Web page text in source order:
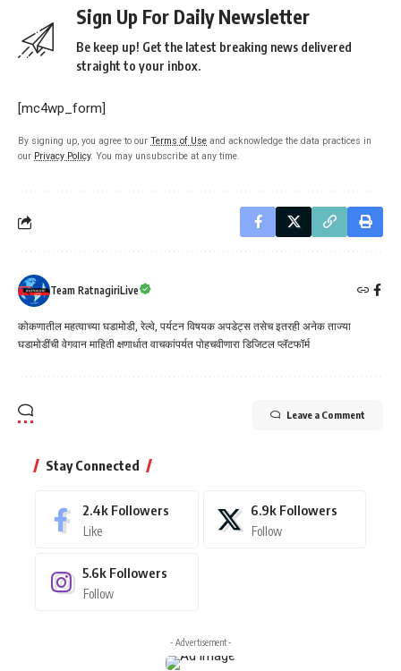
Sign Up For Daily Newsletter
Be keep up! Get the latest breaking news delivered
straight to your inbox.
[mc4wp_form]
By signing up, you agree to our Terms of Use and acknowledge the data practices in
our Privacy Policy. You may unsubscribe at any time.
Team RatnagiriLive
कोकणातील महत्वाच्या घडामोडी, रेल्वे, पर्यटन विषयक अपडेट्स तसेच इतरही अनेक ताज्या
घडामोडींची वेगवान माहिती क्षणार्धात वाचकांपर्यत पोहचवीणारा डिजिटल प्लॅटफॉर्म
Leave a Comment
Stay Connected
2.4k Followers
Like
6.9k Followers
Follow
5.6k Followers
Follow
- Advertisement -